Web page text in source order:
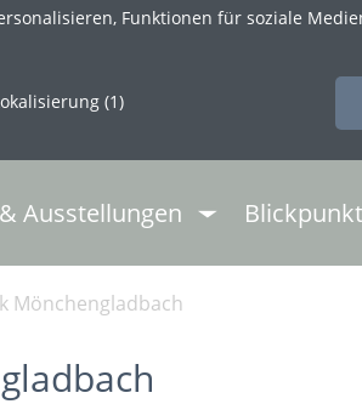
Funktionen für soziale
(1)
Ausstellungen Blickpunkt
Mönchengladbach